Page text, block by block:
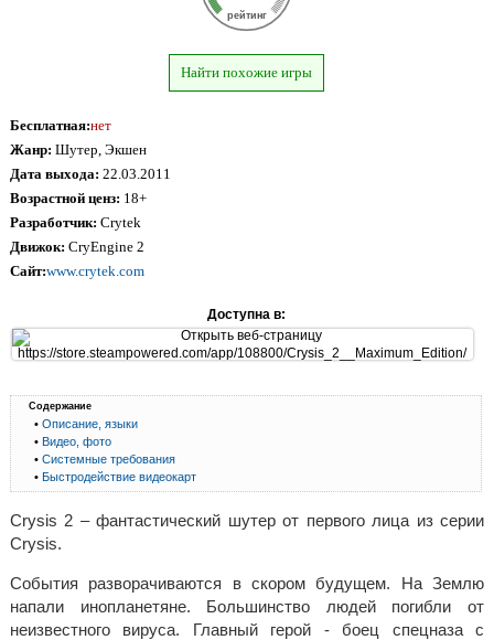
рейтинг
Найти похожие игры
Бесплатная:нет
Жанр: Шутер, Экшен
Дата выхода: 22.03.2011
Возрастной ценз: 18+
Разработчик: Crytek
Движок: CryEngine 2
Сайт:www.crytek.com
Доступна в:
Содержание
•Описание, языки
•Видео, фото
•Системные требования
•Быстродействие видеокарт
Crysis 2 – фантастический шутер от первого лица из серии
Crysis.
События разворачиваются в скором будущем. На Землю
напали инопланетяне. Большинство людей погибли от
неизвестного вируса. Главный герой - боец спецназа с